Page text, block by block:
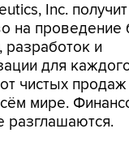
Inc.
на проведение
разработок и
для
чистых
мире.
разглашаются.